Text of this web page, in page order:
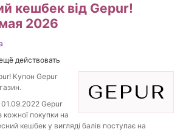
кешбек від Gepur!
2026
действовать
Купон Gepur
Gepur
кожної покупки на
кешбек у вигляді балів поступає на